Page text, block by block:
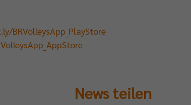
BRVolleysApp_PlayStore
News teilen